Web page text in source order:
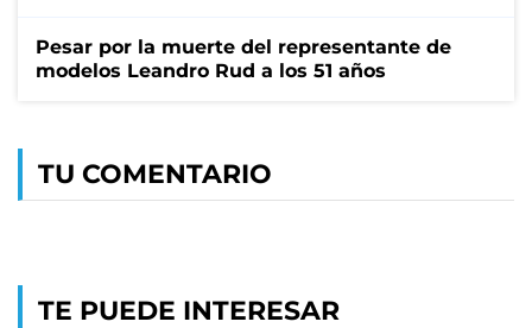
Pesar por la muerte del representante de
modelos Leandro Rud a los 51 años
TU COMENTARIO
TE PUEDE INTERESAR